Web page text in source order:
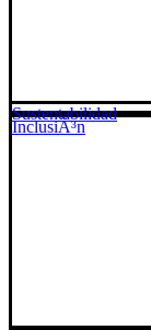
InclusiÃ³n
Sustentabilidad